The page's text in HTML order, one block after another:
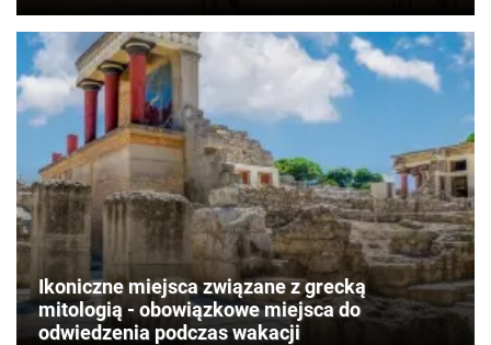
Ikoniczne miejsca związane z grecką
mitologią - obowiązkowe miejsca do
odwiedzenia podczas wakacji